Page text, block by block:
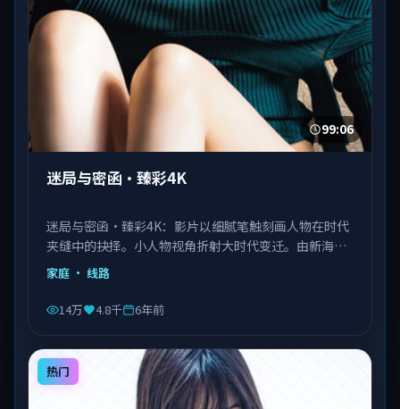
99:06
迷局与密函·臻彩4K
迷局与密函·臻彩4K：影片以细腻笔触刻画人物在时代
夹缝中的抉择。小人物视角折射大时代变迁。由新海诚
执导，刘德华、王景春、王凯等主演，泰国出品，类型
为家庭。
家庭 · 线路
14万 4.8千 6年前
热门